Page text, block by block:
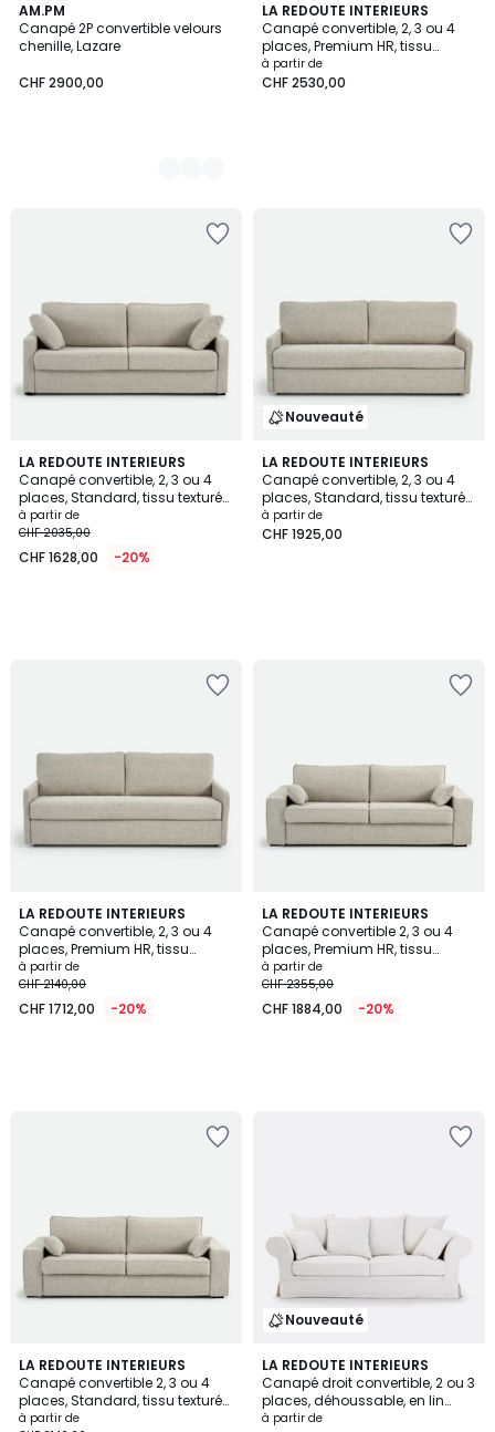
AM.PM
Canapé 2P convertible velours
chenille, Lazare
CHF 2900,00
8
Couleurs
LA REDOUTE INTERIEURS
Canapé convertible, 2, 3 ou 4
places, Premium HR, tissu
texturé moucheté, TIMOR
à partir de
CHF 2530,00
LA REDOUTE INTERIEURS
Canapé convertible, 2, 3 ou 4
places, Standard, tissu texturé
moucheté, TIMOR
à partir de
CHF 2035,00
CHF 1628,00 -20%
Nouveauté
LA REDOUTE INTERIEURS
Canapé convertible, 2, 3 ou 4
places, Standard, tissu texturé
moucheté, MARTA
à partir de
CHF 1925,00
LA REDOUTE INTERIEURS
Canapé convertible, 2, 3 ou 4
places, Premium HR, tissu
texturé moucheté, MARTA
à partir de
CHF 2140,00
CHF 1712,00 -20%
LA REDOUTE INTERIEURS
Canapé convertible 2, 3 ou 4
places, Premium HR, tissu
texturé moucheté, CECILIA
à partir de
CHF 2355,00
CHF 1884,00 -20%
LA REDOUTE INTERIEURS
Canapé convertible 2, 3 ou 4
places, Standard, tissu texturé
moucheté, CECILIA
à partir de
Nouveauté
LA REDOUTE INTERIEURS
Canapé droit convertible, 2 ou 3
places, déhoussable, en lin
épais, ADELIA
à partir de
2
Couleurs